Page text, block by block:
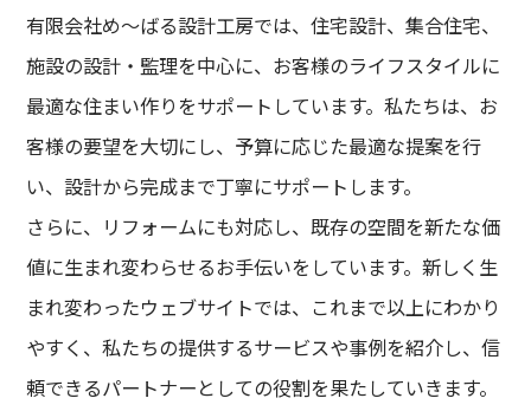
有限会社め〜ばる設計工房では、住宅設計、集合住宅、
施設の設計・監理を中心に、お客様のライフスタイルに
最適な住まい作りをサポートしています。私たちは、お
客様の要望を大切にし、予算に応じた最適な提案を行
い、設計から完成まで丁寧にサポートします。
さらに、リフォームにも対応し、既存の空間を新たな価
値に生まれ変わらせるお手伝いをしています。新しく生
まれ変わったウェブサイトでは、これまで以上にわかり
やすく、私たちの提供するサービスや事例を紹介し、信
頼できるパートナーとしての役割を果たしていきます。